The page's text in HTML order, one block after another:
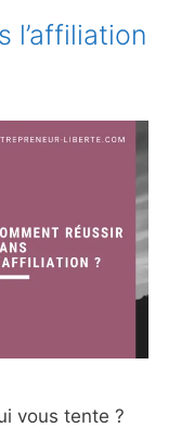
l’affiliation
vous tente ?